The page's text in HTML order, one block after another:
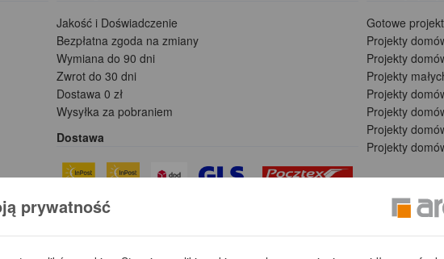
Jakość i Doświadczenie
Bezpłatna zgoda na zmiany
Wymiana do 90 dni
Zwrot do 30 dni
Dostawa 0 zł
Wysyłka za pobraniem
Dostawa
Płatności
Gotowe
Projekty
Projekty
Projekty
Projekty
Projekty
Projekty
Projekty
prywatność